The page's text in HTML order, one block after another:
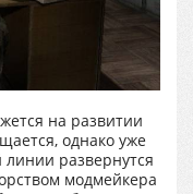
на развитии
однако уже
линии развернутся
модмейкера